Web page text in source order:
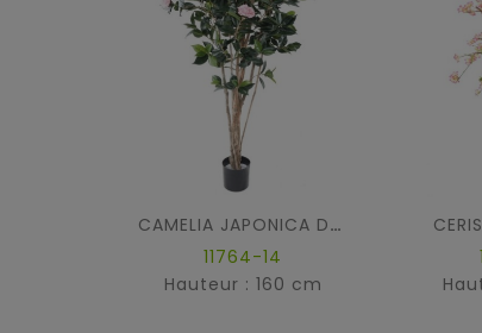
CAMELIA JAPONICA DOUBLE NEW
11764-14
Hauteur : 160 cm